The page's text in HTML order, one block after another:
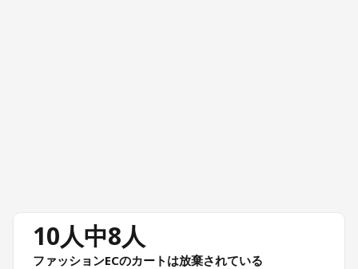
10人中8人
ファッションECのカートは放棄されている